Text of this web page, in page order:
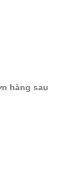
hàng sau